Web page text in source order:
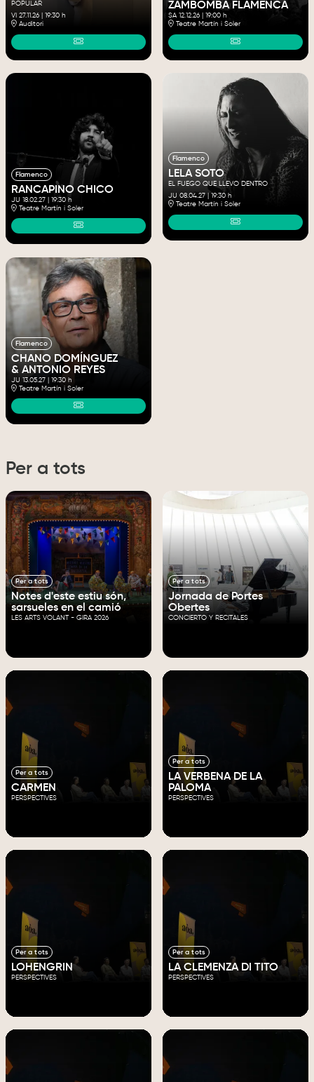
POPULAR
VI 27.11.26| 19:30 h
Auditori
ZAMBOMBA FLAMENCA
SA 12.12.26| 19:00 h
Teatre Martín i Soler
Flamenco
RANCAPINO CHICO
JU 18.02.27| 19:30 h
Teatre Martín i Soler
Flamenco
LELA SOTO
EL FUEGO QUE LLEVO DENTRO
JU 08.04.27| 19:30 h
Teatre Martín i Soler
Flamenco
CHANO DOMÍNGUEZ
& ANTONIO REYES
JU 13.05.27| 19:30 h
Teatre Martín i Soler
Per a tots
Per a tots
Notes d'este estiu són,
sarsueles en el camió
LES ARTS VOLANT - GIRA 2026
Per a tots
Jornada de Portes
Obertes
CONCIERTO Y RECITALES
Per a tots
CARMEN
PERSPECTIVES
Per a tots
LA VERBENA DE LA
PALOMA
PERSPECTIVES
Per a tots
LOHENGRIN
PERSPECTIVES
Per a tots
LA CLEMENZA DI TITO
PERSPECTIVES